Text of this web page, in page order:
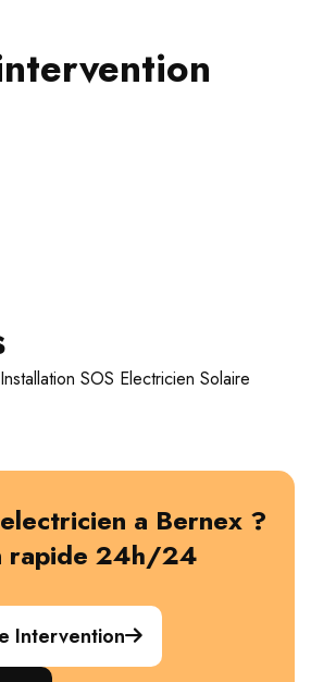
Installation SOS Electricien Solaire
a Bernex ?
rapide 24h/24
Intervention